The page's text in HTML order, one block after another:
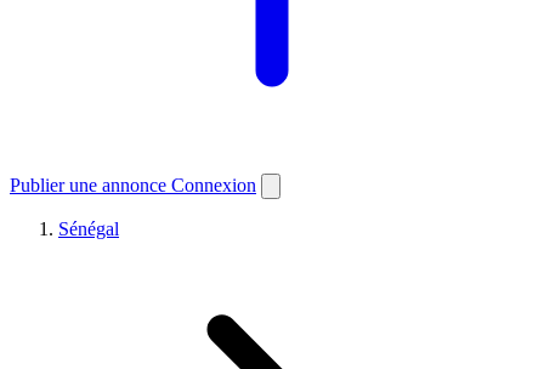
Publier une annonce Connexion
Sénégal